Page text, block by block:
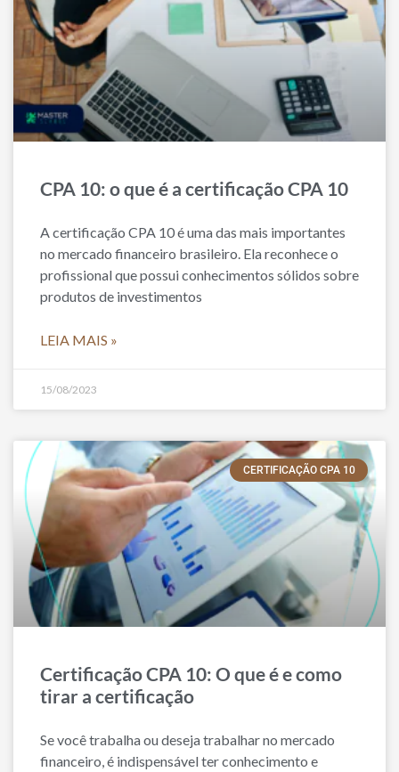
CPA 10: o que é a certificação CPA 10
A certificação CPA 10 é uma das mais importantes
no mercado financeiro brasileiro. Ela reconhece o
profissional que possui conhecimentos sólidos sobre
produtos de investimentos
LEIA MAIS »
15/08/2023
CERTIFICAÇÃO CPA 10
Certificação CPA 10: O que é e como
tirar a certificação
Se você trabalha ou deseja trabalhar no mercado
financeiro, é indispensável ter conhecimento e